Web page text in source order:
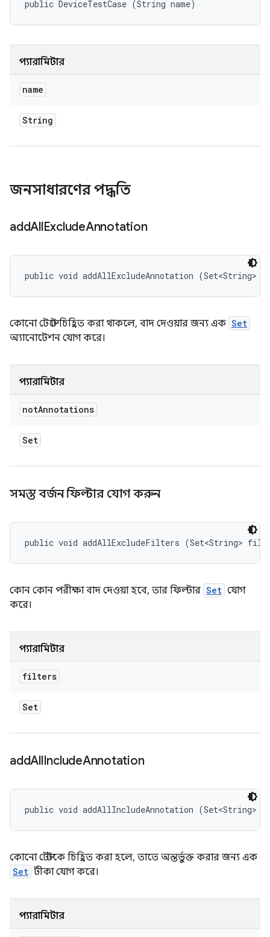
public DeviceTestCase (String name)
প্যারামিটার
name
String
জনসাধারণের পদ্ধতি
addAllExcludeAnnotation
public void addAllExcludeAnnotation (Set<String>
কোনো টেস্টে চিহ্নিত করা থাকলে, বাদ দেওয়ার জন্য এক Set
অ্যানোটেশন যোগ করে।
প্যারামিটার
notAnnotations
Set
সমস্ত বর্জন ফিল্টার যোগ করুন
public void addAllExcludeFilters (Set<String>
কোন কোন পরীক্ষা বাদ দেওয়া হবে, তার ফিল্টার Set যোগ
করে।
প্যারামিটার
filters
Set
addAllIncludeAnnotation
public void addAllIncludeAnnotation (Set<String>
কোনো টেস্টকে চিহ্নিত করা হলে, তাতে অন্তর্ভুক্ত করার জন্য এক
Set টীকা যোগ করে।
প্যারামিটার